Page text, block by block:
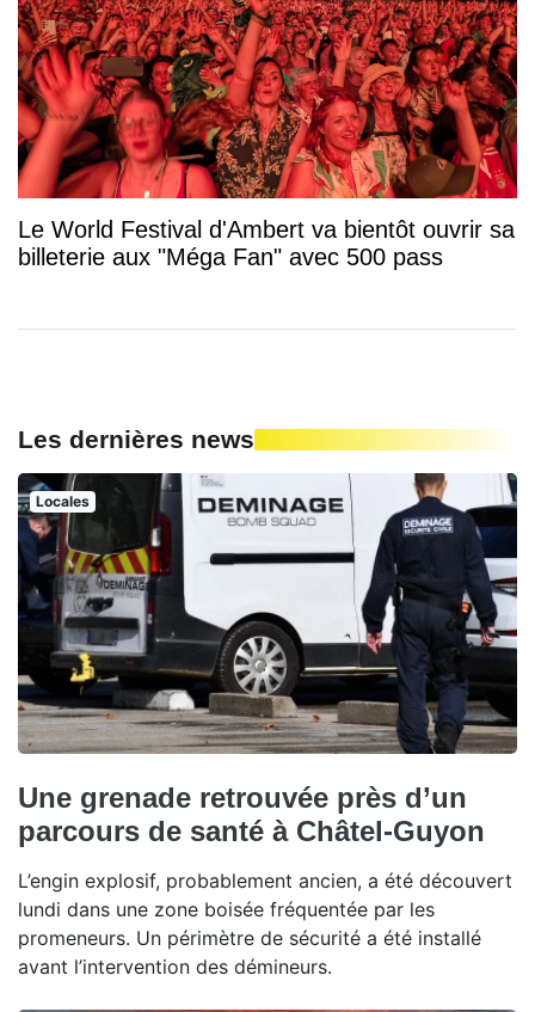
Le World Festival d'Ambert va bientôt ouvrir sa
billeterie aux "Méga Fan" avec 500 pass
Les dernières news
Locales
Une grenade retrouvée près d’un
parcours de santé à Châtel-Guyon
L’engin explosif, probablement ancien, a été découvert
lundi dans une zone boisée fréquentée par les
promeneurs. Un périmètre de sécurité a été installé
avant l’intervention des démineurs.